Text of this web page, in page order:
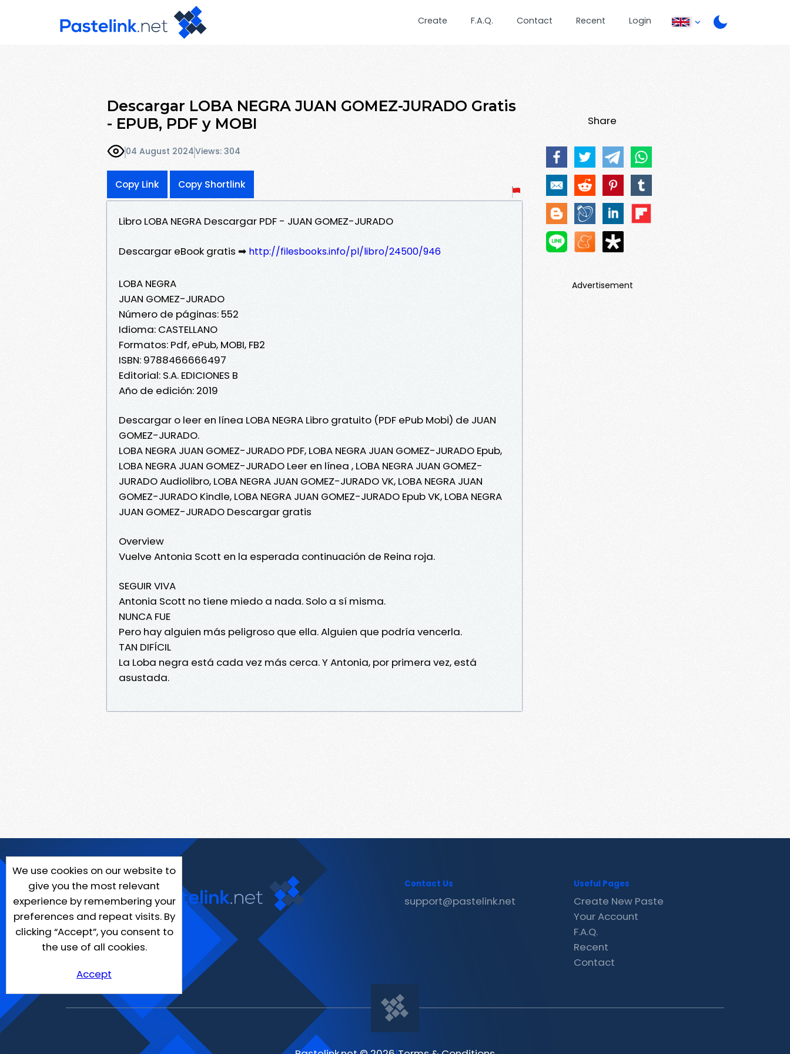
Create F.A.Q. Contact Recent Login
Descargar LOBA NEGRA JUAN GOMEZ-JURADO Gratis
- EPUB, PDF y MOBI
04 August 2024Views: 304
Copy Link Copy Shortlink
Libro LOBA NEGRA Descargar PDF - JUAN GOMEZ-JURADO
Descargar eBook gratis ➡ http://filesbooks.info/pl/libro/24500/946
LOBA NEGRA
JUAN GOMEZ-JURADO
Número de páginas: 552
Idioma: CASTELLANO
Formatos: Pdf, ePub, MOBI, FB2
ISBN: 9788466666497
Editorial: S.A. EDICIONES B
Año de edición: 2019
Descargar o leer en línea LOBA NEGRA Libro gratuito (PDF ePub Mobi) de JUAN
GOMEZ-JURADO.
LOBA NEGRA JUAN GOMEZ-JURADO PDF, LOBA NEGRA JUAN GOMEZ-JURADO Epub,
LOBA NEGRA JUAN GOMEZ-JURADO Leer en línea , LOBA NEGRA JUAN GOMEZ-
JURADO Audiolibro, LOBA NEGRA JUAN GOMEZ-JURADO VK, LOBA NEGRA JUAN
GOMEZ-JURADO Kindle, LOBA NEGRA JUAN GOMEZ-JURADO Epub VK, LOBA NEGRA
JUAN GOMEZ-JURADO Descargar gratis
Overview
Vuelve Antonia Scott en la esperada continuación de Reina roja.
SEGUIR VIVA
Antonia Scott no tiene miedo a nada. Solo a sí misma.
NUNCA FUE
Pero hay alguien más peligroso que ella. Alguien que podría vencerla.
TAN DIFÍCIL
La Loba negra está cada vez más cerca. Y Antonia, por primera vez, está
asustada.
Share
Advertisement
We use cookies on our website to
give you the most relevant
experience by remembering your
preferences and repeat visits. By
clicking “Accept”, you consent to
the use of all cookies.
Accept
Contact Us
support@pastelink.net
Useful Pages
Create New Paste
Your Account
F.A.Q.
Recent
Contact